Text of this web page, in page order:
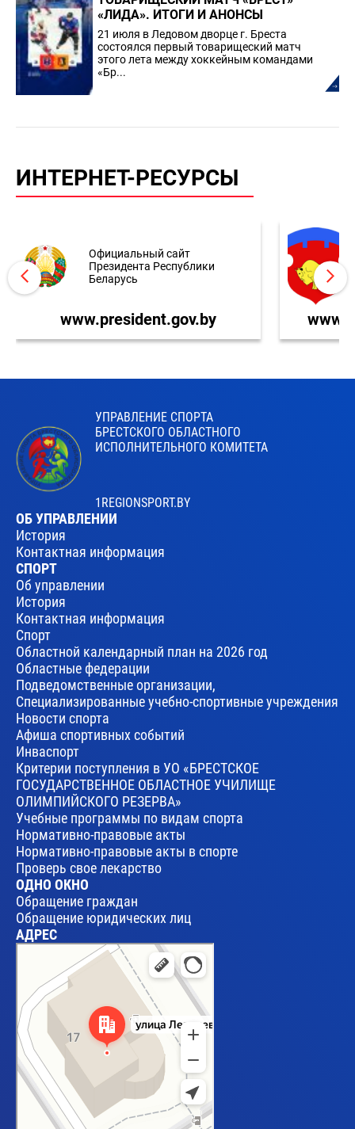
«ЛИДА». ИТОГИ И АНОНСЫ
21 июля в Ледовом дворце г. Бреста
состоялся первый товарищеский матч
этого лета между хоккейным командами
«Бр...
ИНТЕРНЕТ-РЕСУРСЫ
Официальный сайт
Президента Республики
Беларусь
www.president.gov.by
УПРАВЛЕНИЕ СПОРТА
БРЕСТСКОГО ОБЛАСТНОГО
ИСПОЛНИТЕЛЬНОГО КОМИТЕТА
1REGIONSPORT.BY
ОБ УПРАВЛЕНИИ
История
Контактная информация
СПОРТ
Об управлении
История
Контактная информация
Спорт
Областной календарный план на 2026 год
Областные федерации
Подведомственные организации,
Специализированные учебно-спортивные учреждения
Новости спорта
Афиша спортивных событий
Инваспорт
Критерии поступления в УО «БРЕСТСКОЕ
ГОСУДАРСТВЕННОЕ ОБЛАСТНОЕ УЧИЛИЩЕ
ОЛИМПИЙСКОГО РЕЗЕРВА»
Учебные программы по видам спорта
Нормативно-правовые акты
Нормативно-правовые акты в спорте
Проверь свое лекарство
ОДНО ОКНО
Обращение граждан
Обращение юридических лиц
АДРЕС
Брест
Улица Леваневского, 17 — Яндекс Карты